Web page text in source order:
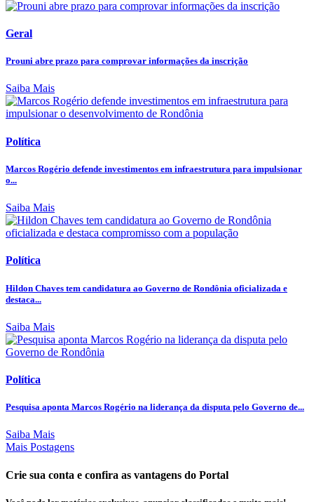
Geral
Prouni abre prazo para comprovar informações da inscrição
Saiba Mais
Política
Marcos Rogério defende investimentos em infraestrutura para impulsionar
o...
Saiba Mais
Política
Hildon Chaves tem candidatura ao Governo de Rondônia oficializada e
destaca...
Saiba Mais
Política
Pesquisa aponta Marcos Rogério na liderança da disputa pelo Governo de...
Saiba Mais
Mais Postagens
Crie sua conta e confira as vantagens do Portal